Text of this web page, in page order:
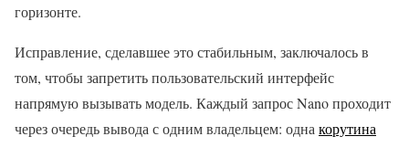
горизонте.
Исправление, сделавшее это стабильным, заключалось в
том, чтобы запретить пользовательский интерфейс
напрямую вызывать модель. Каждый запрос Nano проходит
через очередь вывода с одним владельцем: одна корутина